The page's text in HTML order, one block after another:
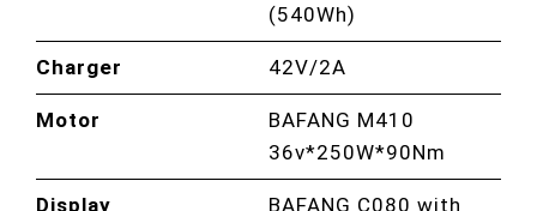
(540Wh)
Charger 42V/2A
Motor
BAFANG M410
36v*250W*90Nm
Display
BAFANG C080 with